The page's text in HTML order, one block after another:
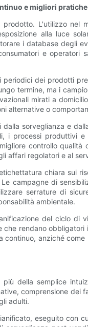
e migliori
L'utilizzo nel
alla luce
i database degli
e
dei prodotti
termine, ma i
mirati a
alternative o
sorveglianza e
i processi produttivi
controllo
affari regolatori e al
chiara sui
campagne di
serrature di
ambientale.
del ciclo
rendano
anziché
della semplice
comprensione
adulti.
eseguito con